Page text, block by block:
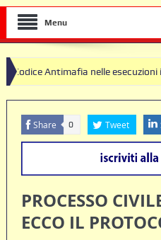
Menu
Antimafia nelle esecuzioni
Share 0 Tweet
PROCESSO
ECCO IL